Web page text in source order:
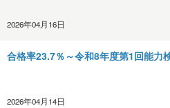
2026年04月16日
合格率23.7％～令和8年度第1回能力
2026年04月14日